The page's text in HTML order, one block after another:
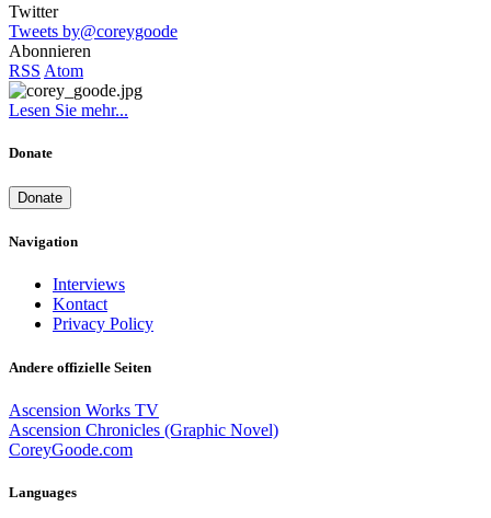
Twitter
Tweets by@coreygoode
Abonnieren
RSS Atom
Lesen Sie mehr...
Donate
Donate
Navigation
Interviews
Kontact
Privacy Policy
Andere offizielle Seiten
Ascension Works TV
Ascension Chronicles (Graphic Novel)
CoreyGoode.com
Languages